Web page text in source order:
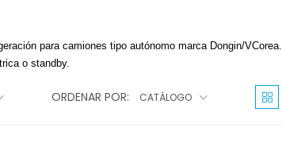
para camiones tipo autónomo marca Dongin/VCorea.
o standby.
ORDENAR POR: CATÁLOGO